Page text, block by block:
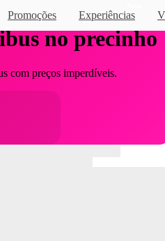
Promoções Experiências
no precinho
com preços imperdíveis.